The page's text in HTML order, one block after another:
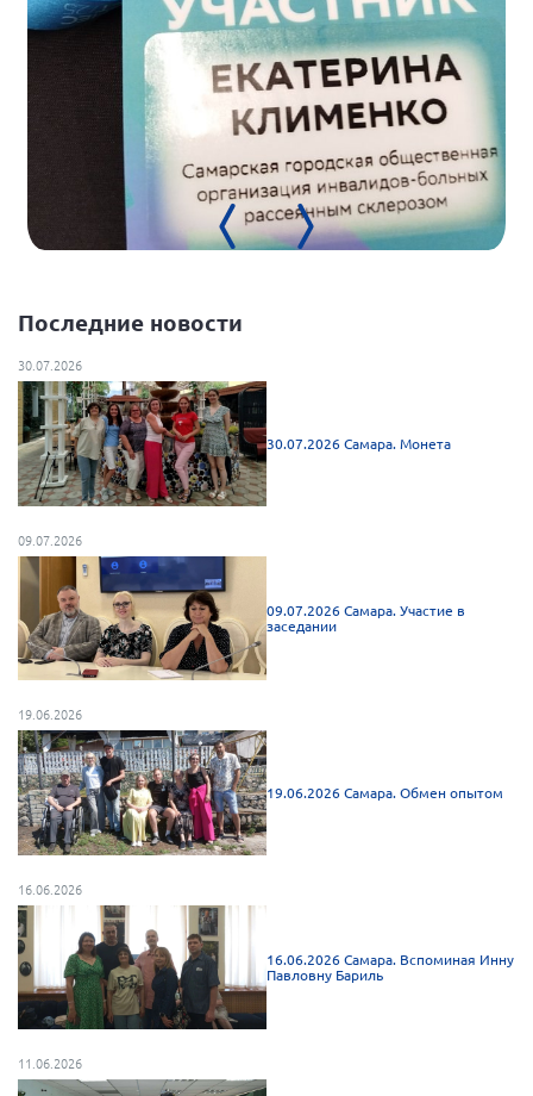
Архангельская область
Брянская область
Владимирская область
Волгоградская область
Воронежская область
Ивановская область
Калининградская область
Кировская область
Краснодарский край
Красноярский край
Липецкая область
Ленинградская область
г. Москва
Московская область
Мурманская область
Нижегородская область
Новгородская область
Омская область
Оренбургская область
Пензенская область
Республика Башкортостан
Республика Бурятия
Республика Карелия
Республика Калмыкия
Республика Хакасия
г. Санкт-Петербург
Последние новости
30.07.2026
30.07.2026 Самара. Монета
09.07.2026
09.07.2026 Самара. Участие в
заседании
19.06.2026
19.06.2026 Самара. Обмен опытом
16.06.2026
16.06.2026 Самара. Вспоминая Инну
Павловну Бариль
11.06.2026